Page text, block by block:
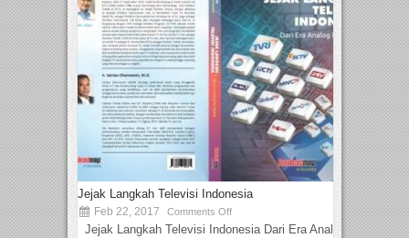
Jejak Langkah Televisi Indonesia
Feb 22, 2017 Comments Off
Jejak Langkah Televisi Indonesia Dari Era Analog